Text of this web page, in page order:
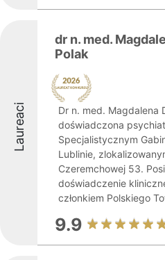
Laureaci
dr n. med.
Polak
Dr n. med. Magdalena
doświadczona
Specjalistycznym
Lublinie,
Czeremchowej 53.
doświadczenie
członkiem Polskiego
9.9